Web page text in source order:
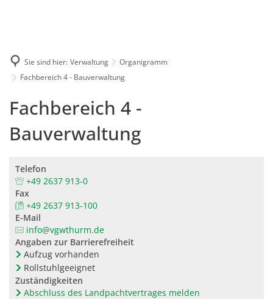
Sie sind hier: Verwaltung
Organigramm
Fachbereich 4 - Bauverwaltung
Fachbereich 4 -
Bauverwaltung
Telefon
+49 2637 913-0
Fax
+49 2637 913-100
E-Mail
info@vgwthurm.de
Angaben zur Barrierefreiheit
Aufzug vorhanden
Rollstuhlgeeignet
Zuständigkeiten
Abschluss des Landpachtvertrages melden